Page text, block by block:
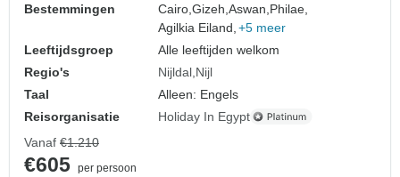
Bestemmingen
Cairo,Gizeh,Aswan, Philae,
Agilkia Eiland, +5 meer
Leeftijdsgroep
Alle leeftijden welkom
Regio's
Nijldal Nijl
Taal
Alleen: Engels
Reisorganisatie
Holiday In Egypt
Vanaf €1.210
€605 per persoon